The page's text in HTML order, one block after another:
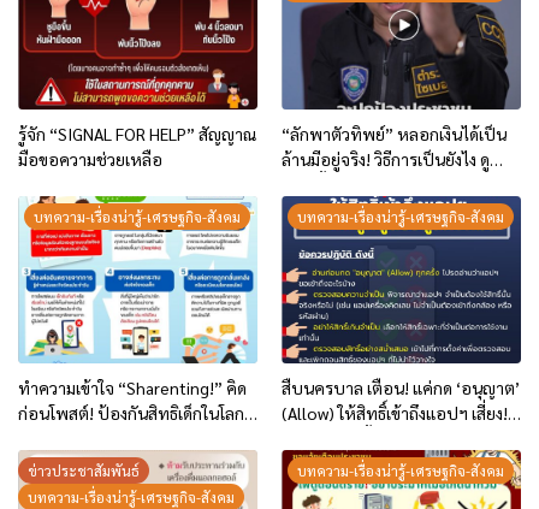
รู้จัก “SIGNAL FOR HELP” สัญญาณ
มือขอความช่วยเหลือ
“ลักพาตัวทิพย์” หลอกเงินได้เป็น
ล้านมีอยู่จริง! วิธีการเป็นยังไง ดู
บทความ-เรื่องน่ารู้-เศรษฐกิจ-สังคม
ทำความเข้าใจ “Sharenting!” คิด
ก่อนโพสต์! ป้องกันสิทธิเด็กในโลก
บทความ-เรื่องน่ารู้-เศรษฐกิจ-สังคม
สืบนครบาล เตือน! แค่กด ‘อนุญาต’
(Allow) ให้สิทธิ์เข้าถึงแอปฯ เสี่ยง!
ข่าวประชาสัมพันธ์
บทความ-เรื่องน่ารู้-เศรษฐกิจ-สังคม
บทความ-เรื่องน่ารู้-เศรษฐกิจ-สังคม